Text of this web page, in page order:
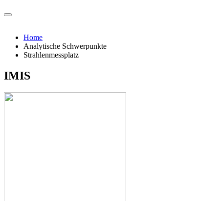
Home
Analytische Schwerpunkte
Strahlenmessplatz
IMIS